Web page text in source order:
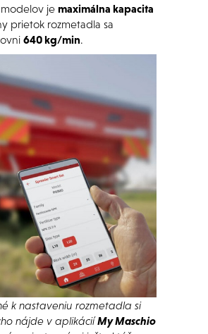
modelov je maximálna kapacita
prietok rozmetadla sa
640 kg/min
k nastaveniu rozmetadla si
nájde v aplikáciíMy Maschio